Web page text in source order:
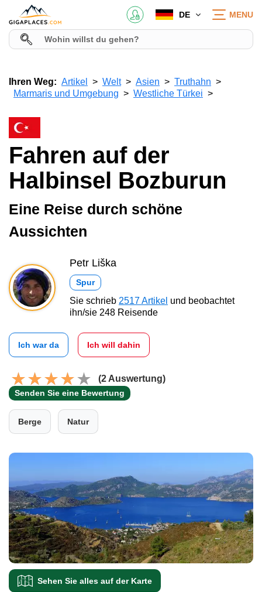
DE MENU
Ihren Weg: Artikel Welt Asien
Truthahn
Marmaris und Umgebung
Westliche Türkei
Fahren auf der
Halbinsel Bozburun
Eine Reise durch schöne
Aussichten
Petr Liška
Spur
Sie schrieb 2517 Artikel und beobachtet
ihn/sie 248 Reisende
Ich war da Ich will dahin
(2 Auswertung)
Senden Sie eine Bewertung
Berge Natur
Sehen Sie alles auf der Karte